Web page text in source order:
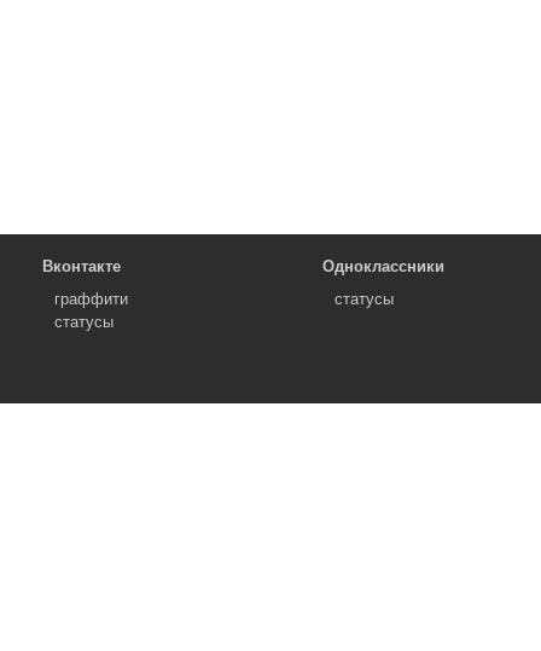
Вконтакте
граффити
статусы
Одноклассники
статусы